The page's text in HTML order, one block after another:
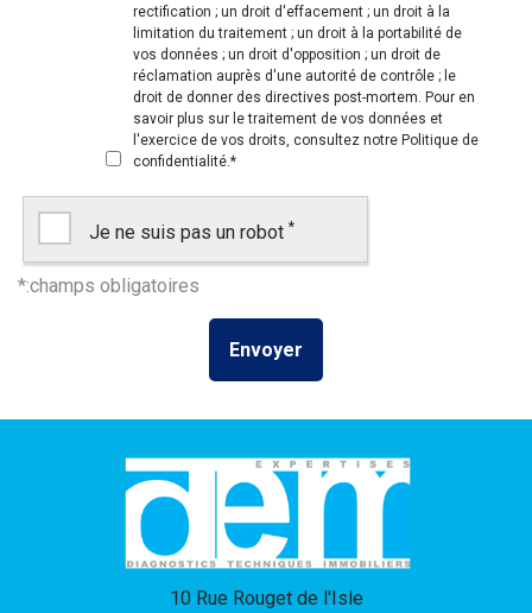
rectification ; un droit d'effacement ; un droit à la
limitation du traitement ; un droit à la portabilité de
vos données ; un droit d'opposition ; un droit de
réclamation auprès d'une autorité de contrôle ; le
droit de donner des directives post-mortem. Pour en
savoir plus sur le traitement de vos données et
l'exercice de vos droits, consultez notre Politique de
confidentialité.*
Je ne suis pas un robot *
10 Rue Rouget de l'Isle